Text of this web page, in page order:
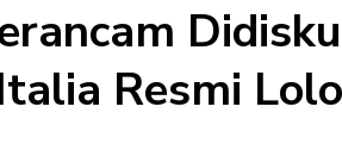
Resmi